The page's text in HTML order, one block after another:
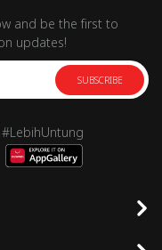
and be the first to
updates!
SUBSCRIBE